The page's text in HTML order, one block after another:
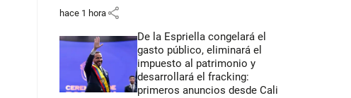
hace 1 hora share
De la Espriella congelará el
gasto público, eliminará el
impuesto al patrimonio y
desarrollará el fracking:
primeros anuncios desde Cali